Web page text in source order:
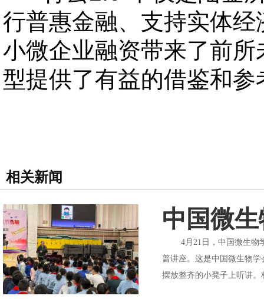
行普惠金融、支持实体
小微企业融资带来了前
型提供了有益的借鉴和参
相关新闻
中国微
4月21日，中国微生物学
普讲座。这是中国微生物
摆放整齐的小凳子上听讲